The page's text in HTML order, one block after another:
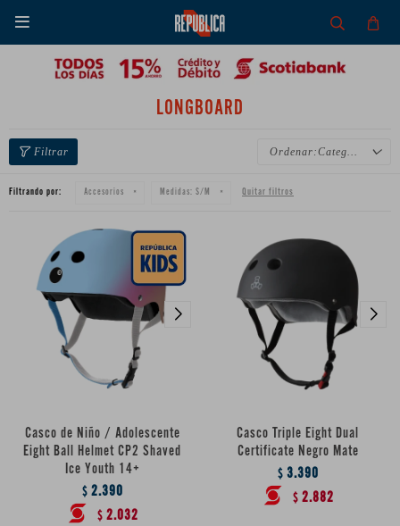

LONGBOARD
Categoría
Filtrando por: Accesorios Medidas: S/M Quitar filtros
Casco de Niño / Adolescente
Eight Ball Helmet CP2 Shaved
Ice Youth 14+
$ 2.390
$ 2.032
Casco Triple Eight Dual
Certificate Negro Mate
$ 3.390
$ 2.882